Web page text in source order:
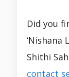
Did you
‘Nishana
Shithi
contact